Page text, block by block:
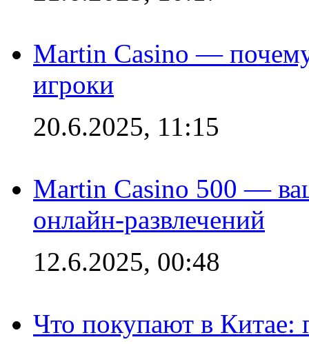
Martin Casino —
игроки
20.6.2025, 11:15
Martin Casino 500 —
онлайн-развлечений
12.6.2025, 00:48
Что покупают в Китае: